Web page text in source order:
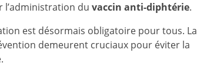
l’administration du vaccin anti-diphtérie.
est désormais obligatoire pour tous. La
demeurent cruciaux pour éviter la